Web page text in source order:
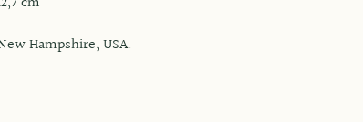
Hampshire, USA.